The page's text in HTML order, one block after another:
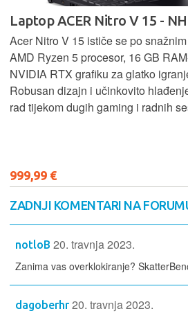
Laptop ACER Nitro V 15 -
Acer Nitro V 15 ističe se po
AMD Ryzen 5 procesor, 16 GB
NVIDIA RTX grafiku za glatko
Robusan dizajn i učinkovito
rad tijekom dugih gaming i radnih
999,99 €
ZADNJI KOMENTARI NA
notloB 20. travnja 2023.
Zanima vas overklokiranje?
dagoberhr 20. travnja 2023.